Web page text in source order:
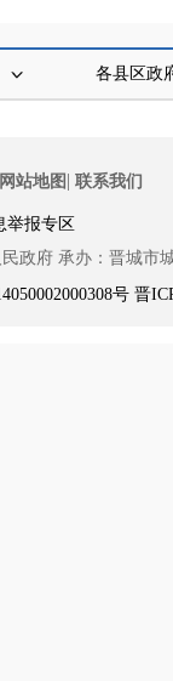
各县区政
网站地图 | 联系我们
举报专区
政府 承办：晋城市
号 晋